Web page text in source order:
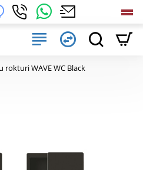
rokturi WAVE WC Black